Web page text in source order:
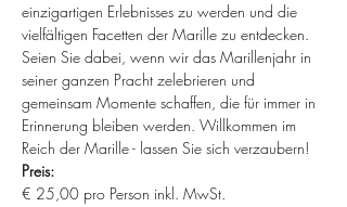
einzigartigen Erlebnisses zu werden und die
vielfältigen Facetten der Marille zu entdecken.
Seien Sie dabei, wenn wir das Marillenjahr in
seiner ganzen Pracht zelebrieren und
gemeinsam Momente schaffen, die für immer in
Erinnerung bleiben werden. Willkommen im
Reich der Marille - lassen Sie sich verzaubern!
Preis:
€ 25,00 pro Person inkl. MwSt.